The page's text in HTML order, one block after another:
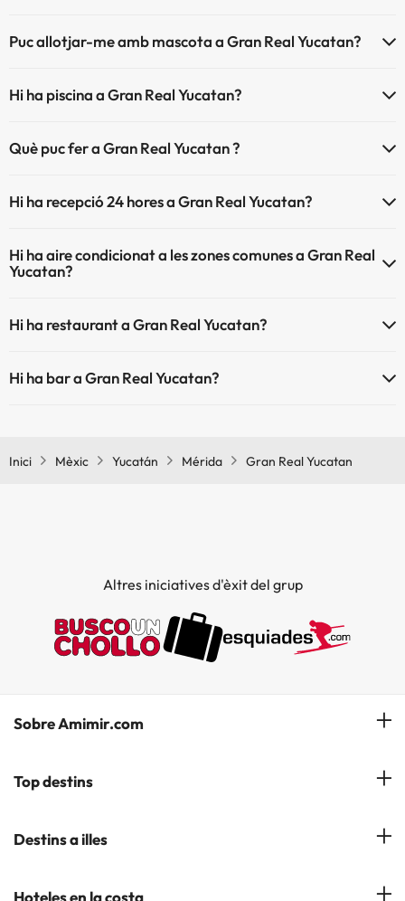
Puc allotjar-me amb mascota a Gran Real Yucatan?
Hi ha piscina a Gran Real Yucatan?
Aquí tens més info sobre la piscina i altres instal·lacions.
Piscina a l'aire lliure (tota la temporada)
Què puc fer a Gran Real Yucatan ?
poden ser de pagament).
Hi ha recepció 24 hores a Gran Real Yucatan?
Hi ha aire condicionat a les zones comunes a Gran Real
Yucatan?
Hi ha restaurant a Gran Real Yucatan?
Hi ha bar a Gran Real Yucatan?
Inici Mèxic Yucatán Mérida Gran Real Yucatan
Altres iniciatives d'èxit del grup
Sobre Amimir.com
¿Qui som?
Opinions
Top destins
Hotels a Salou
Destins a illes
Hotels a les Illes Balears